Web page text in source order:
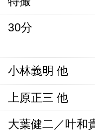
30分
小林義明 他
上原正三 他
大葉健二／叶和